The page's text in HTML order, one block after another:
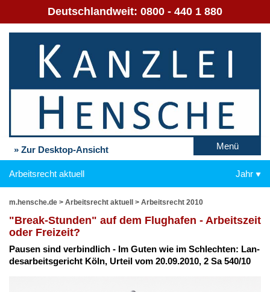
Deutschlandweit: 0800 - 440 1 880
» Zur Desktop-Ansicht Menü
Arbeitsrecht aktuell Jahr
m.hensche.de > Arbeitsrecht aktuell > Arbeitsrecht 2010
"Break-St­un­den" auf dem Flug­ha­fen - Ar­beits­zeit
oder Frei­zeit?
Pau­sen sind ver­bind­lich - Im Gu­ten wie im Schlech­ten: Lan­
des­ar­beits­ge­richt Köln, Ur­teil vom 20.09.2010, 2 Sa 540/10